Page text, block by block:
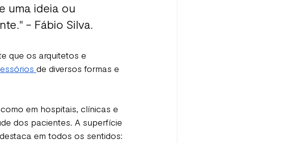
uma ideia ou
- Fábio Silva.
que os arquitetos e
de diversos formas e
em hospitais, clínicas e
dos pacientes. A superfície
em todos os sentidos: